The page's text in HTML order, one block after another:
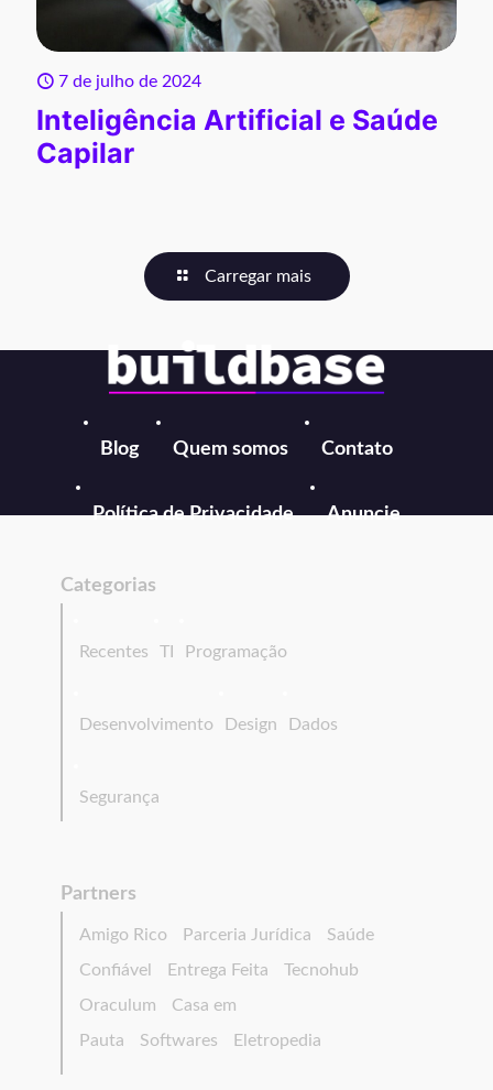
7 de julho de 2024
Inteligência Artificial e Saúde
Capilar
Carregar mais
Blog Quem somos Contato
Política de Privacidade Anuncie
Categorias
Recentes TI Programação
Desenvolvimento Design Dados
Segurança
Partners
Amigo Rico Parceria Jurídica
Saúde
Confiável
Entrega Feita
Tecnohub
Oraculum
Casa em
Pauta
Softwares Eletropedia